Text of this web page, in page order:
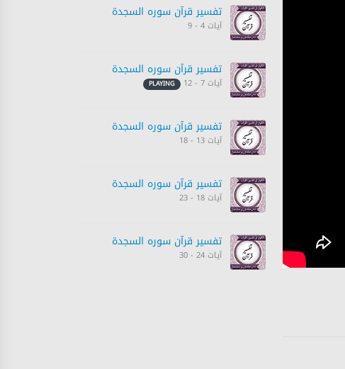
تفسیر قرآن سورہ ‎السجدة‎
آیات 4 - 9
تفسیر قرآن سورہ ‎السجدة‎
آیات 7 - 12 PLAYING
تفسیر قرآن سورہ ‎السجدة‎
آیات 13 - 18
تفسیر قرآن سورہ ‎السجدة‎
آیات 18 - 23
تفسیر قرآن سورہ ‎السجدة‎
آیات 24 - 30